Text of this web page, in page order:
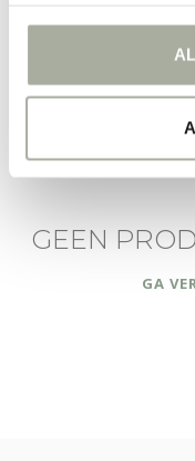
gelegenheid.
GEEN
GA